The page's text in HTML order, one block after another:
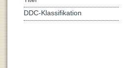
DDC-Klassifikation